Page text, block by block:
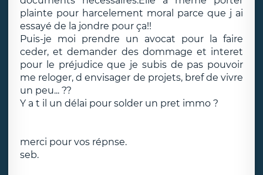
plainte pour harcelement moral parce que j ai
essayé de la jondre pour ça!!
Puis-je moi prendre un avocat pour la faire
ceder, et demander des dommage et interet
pour le préjudice que je subis de pas pouvoir
me reloger, d envisager de projets, bref de vivre
un peu... ??
Y a t il un délai pour solder un pret immo ?
merci pour vos répnse.
seb.